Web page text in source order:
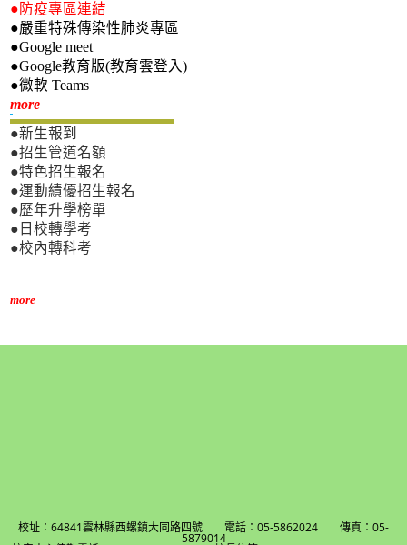
●防疫專區連結
●嚴重特殊傳染性肺炎專區
●Google meet
●Google教育版(教育雲登入)
●微軟 Teams
more新生專區
●新生報到
●招生管道名額
●特色招生報名
●運動績優招生報名
●歷年升學榜單
●日校轉學考
●校內轉科考
more
校址：64841雲林縣西螺鎮大同路四號 電話：05-5862024 傳真：05-
5879014